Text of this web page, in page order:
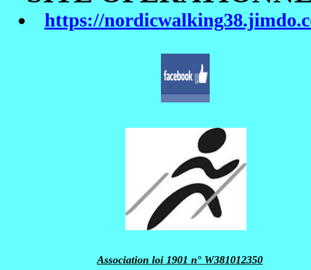
https://
Association loi 1901 n° W381012350